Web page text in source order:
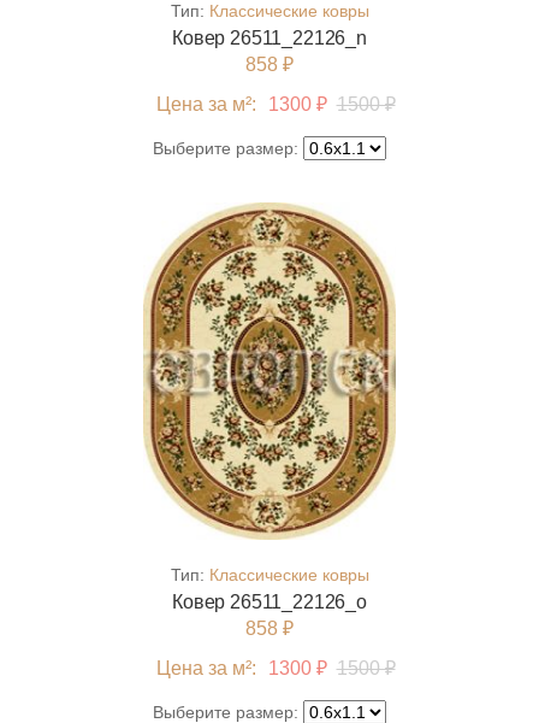
Тип: Классические ковры
Ковер 26511_22126_n
858 ₽
Цена за м²:
1300 ₽ 1500 ₽
Выберите размер:
Тип: Классические ковры
Ковер 26511_22126_o
858 ₽
Цена за м²:
1300 ₽ 1500 ₽
Выберите размер: